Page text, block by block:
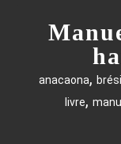
anacaona, brésil
livre,